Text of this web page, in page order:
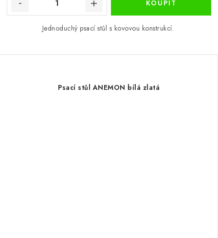
Jednoduchý psací stůl s kovovou konstrukcí.
Psací stůl ANEMON bílá zlatá